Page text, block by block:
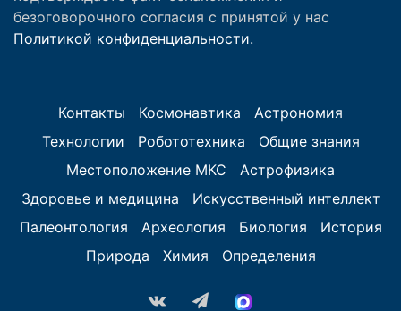
безоговорочного согласия с принятой у нас
Политикой конфиденциальности.
Контакты Космонавтика
Астрономия
Технологии
Робототехника
Общие знания
Местоположение МКС
Астрофизика
Здоровье и медицина
Искусственный интеллект
Палеонтология
Археология Биология
История
Природа
Химия Определения
vk.com Telegram